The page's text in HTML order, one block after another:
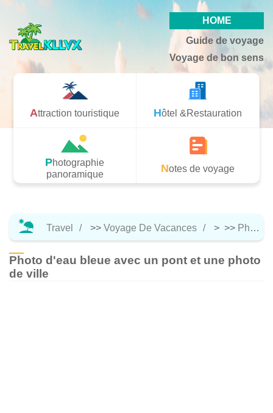
HOME
Guide de voyage
Voyage de bon sens
Attraction touristique Hôtel &Restauration
Photographie
panoramique
Notes de voyage
Travel >> Voyage De Vacances > >> Photographie Panoramique
Photo d'eau bleue avec un pont et une photo
de ville